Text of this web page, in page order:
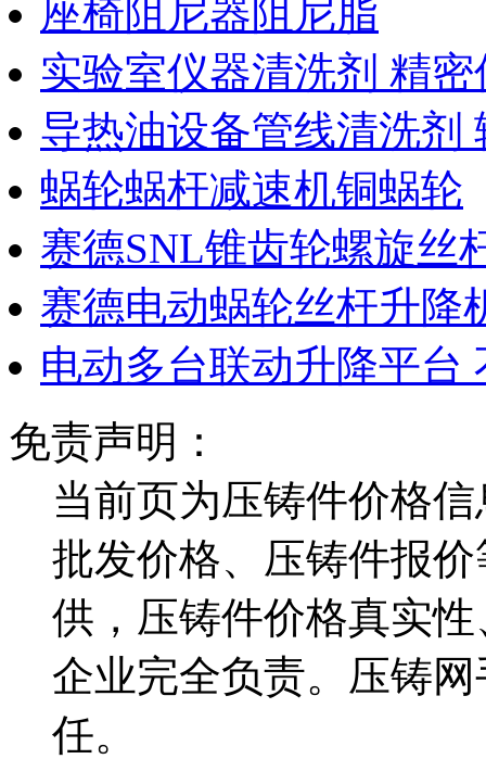
座椅阻尼器阻尼脂
实验室仪器清洗剂 精
导热油设备管线清洗剂
蜗轮蜗杆减速机铜蜗轮
赛德SNL锥齿轮螺旋丝
赛德电动蜗轮丝杆升降
电动多台联动升降平台
免责声明：
当前页为压铸件价格
批发价格、压铸件报
供，压铸件价格真实
企业完全负责。压铸
任。